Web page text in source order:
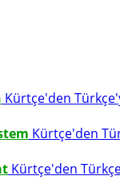
Kürtçe'den
Kürtçe'den
Kürtçe'den